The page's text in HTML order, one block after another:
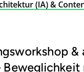
(IA) &
&